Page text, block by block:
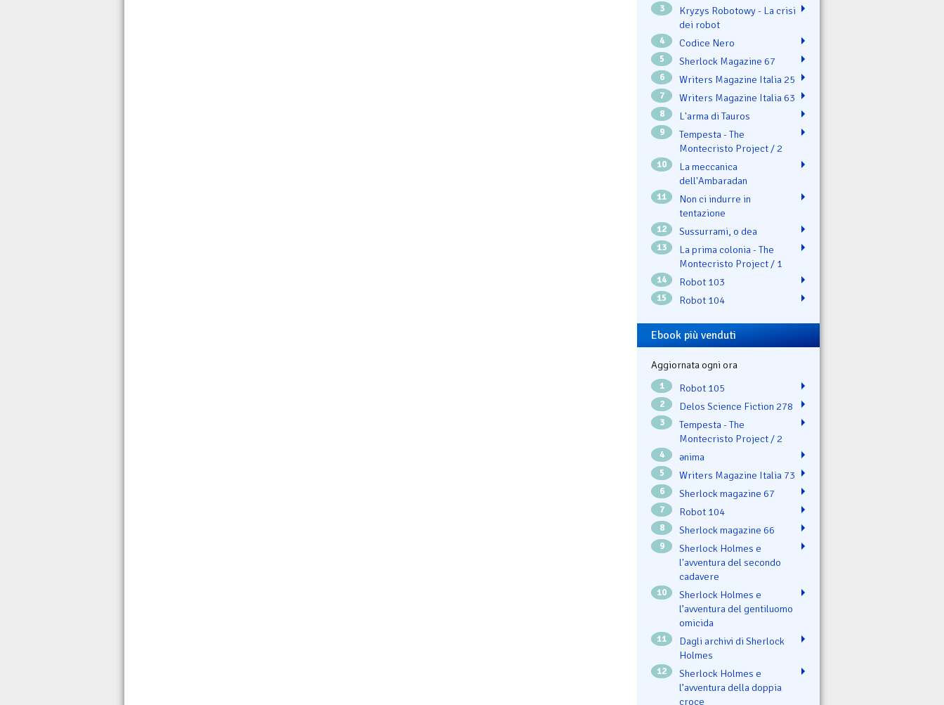
3
Kryzys Robotowy - La crisi
dei robot
4 Codice Nero
5 Sherlock Magazine 67
6 Writers Magazine Italia 25
7 Writers Magazine Italia 63
8 L'arma di Tauros
9
Tempesta - The
Montecristo Project / 2
10
La meccanica
dell'Ambaradan
11
Non ci indurre in
tentazione
12 Sussurrami, o dea
13
La prima colonia - The
Montecristo Project / 1
14 Robot 103
15 Robot 104
Ebook più venduti
Aggiornata ogni ora
1 Robot 105
2 Delos Science Fiction 278
3
Tempesta - The
Montecristo Project / 2
4 ənima
5 Writers Magazine Italia 73
6 Sherlock magazine 67
7 Robot 104
8 Sherlock magazine 66
9
Sherlock Holmes e
l'avventura del secondo
cadavere
10
Sherlock Holmes e
l’avventura del gentiluomo
omicida
11
Dagli archivi di Sherlock
Holmes
12
Sherlock Holmes e
l’avventura della doppia
croce